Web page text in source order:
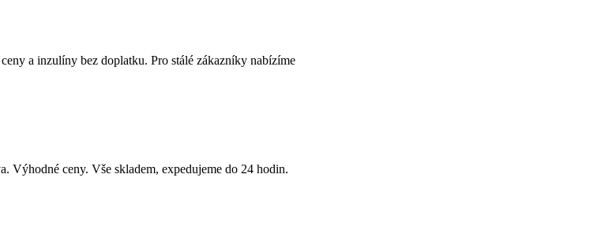
a inzulíny bez doplatku. Pro stálé zákazníky nabízíme
Výhodné ceny. Vše skladem, expedujeme do 24 hodin.